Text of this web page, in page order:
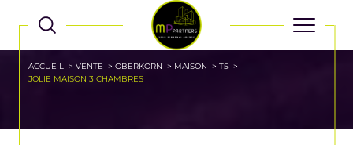
ACCUEIL VENTE OBERKORN MAISON
T5
JOLIE MAISON 3 CHAMBRES